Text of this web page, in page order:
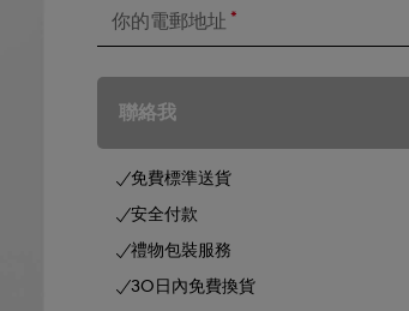
你的電郵地址 *
聯絡我
免費標準送貨
安全付款
禮物包裝服務
30日內免費換貨